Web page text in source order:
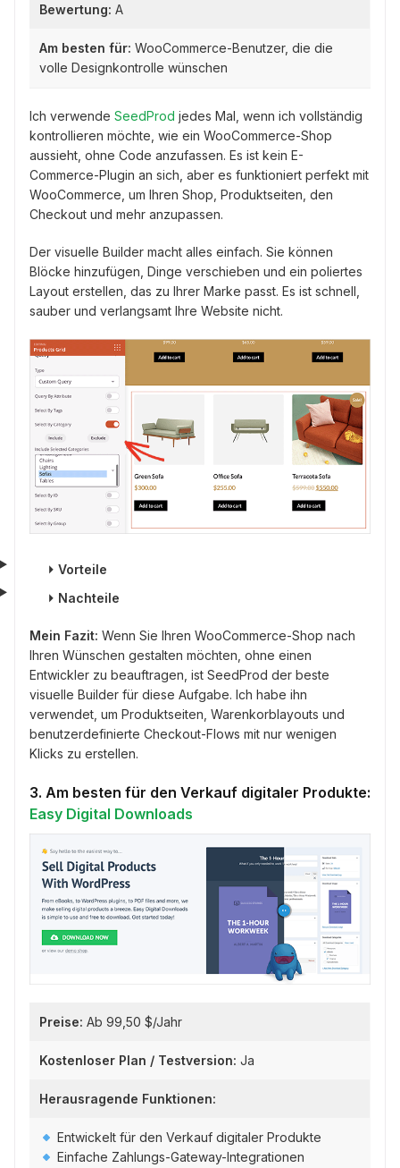
Bewertung: A
Am besten für: WooCommerce-Benutzer, die die
volle Designkontrolle wünschen
Ich verwende SeedProd jedes Mal, wenn ich vollständig
kontrollieren möchte, wie ein WooCommerce-Shop
aussieht, ohne Code anzufassen. Es ist kein E-
Commerce-Plugin an sich, aber es funktioniert perfekt mit
WooCommerce, um Ihren Shop, Produktseiten, den
Checkout und mehr anzupassen.
Der visuelle Builder macht alles einfach. Sie können
Blöcke hinzufügen, Dinge verschieben und ein poliertes
Layout erstellen, das zu Ihrer Marke passt. Es ist schnell,
sauber und verlangsamt Ihre Website nicht.
⏵ Vorteile
⏵ Nachteile
Mein Fazit: Wenn Sie Ihren WooCommerce-Shop nach
Ihren Wünschen gestalten möchten, ohne einen
Entwickler zu beauftragen, ist SeedProd der beste
visuelle Builder für diese Aufgabe. Ich habe ihn
verwendet, um Produktseiten, Warenkorblayouts und
benutzerdefinierte Checkout-Flows mit nur wenigen
Klicks zu erstellen.
3. Am besten für den Verkauf digitaler Produkte:
Easy Digital Downloads
Preise: Ab 99,50 $/Jahr
Kostenloser Plan / Testversion: Ja
Herausragende Funktionen:
Entwickelt für den Verkauf digitaler Produkte
Einfache Zahlungs-Gateway-Integrationen